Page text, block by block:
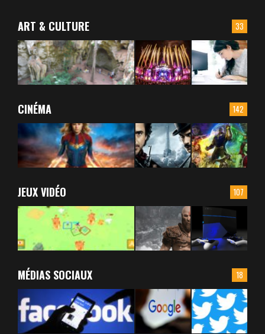
33
ART & CULTURE
142
CINÉMA
107
JEUX VIDÉO
18
MÉDIAS SOCIAUX